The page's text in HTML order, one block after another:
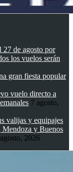
27 de agosto por
los vuelos serán
gran fiesta popular
vuelo directo a
7 agosto,
valijas y equipajes
Mendoza y Buenos
2026